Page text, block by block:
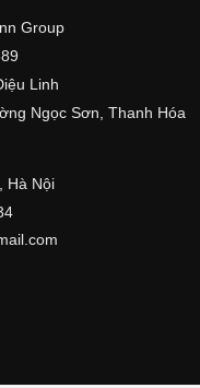
Group
Linh
Ngọc Sơn, Thanh Hóa
Hà Nội